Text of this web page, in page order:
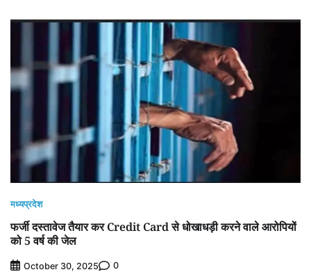
मध्यप्रदेश
फर्जी दस्तावेज तैयार कर Credit Card से धोखाधड़ी करने वाले आरोपियों
को 5 वर्ष की जेल
October 30, 2025 0